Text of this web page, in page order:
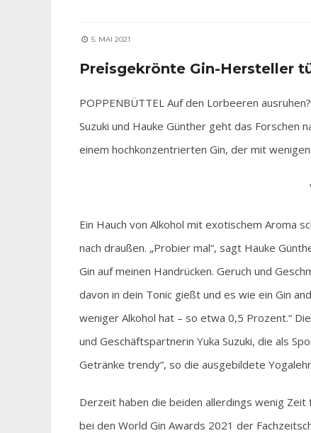
5. MAI 2021
Preisgekrönte Gin-Hersteller
POPPENBÜTTEL Auf den Lorbeeren
Suzuki und Hauke Günther geht das Forschen
einem hochkonzentrierten Gin, der mit
Ein Hauch von Alkohol mit exotischem Aroma
nach draußen. „Probier mal“, sagt Hauke
Gin auf meinen Handrücken. Geruch und
davon in dein Tonic gießt und es wie ein Gin
weniger Alkohol hat – so etwa 0,5 Prozent.“
und Geschäftspartnerin Yuka Suzuki, die als
Getränke trendy“, so die ausgebildete
Derzeit haben die beiden allerdings wenig
bei den World Gin Awards 2021 der